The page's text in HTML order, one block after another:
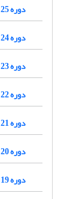
دوره 25 (1401)
دوره 24 (1400)
دوره 23 (1399)
دوره 22 (1398)
دوره 21 (1397)
دوره 20 (1396)
دوره 19 (1395)